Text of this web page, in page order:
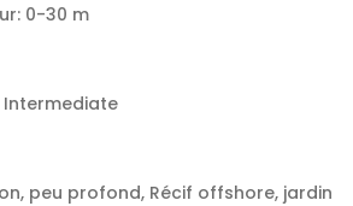
0-30 m
Intermediate
peu profond, Récif offshore, jardin